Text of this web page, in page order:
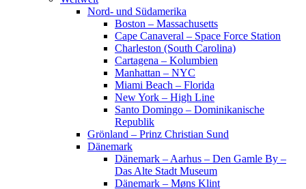
Nord- und Südamerika
Boston – Massachusetts
Cape Canaveral – Space Force Station
Charleston (South Carolina)
Cartagena – Kolumbien
Manhattan – NYC
Miami Beach – Florida
New York – High Line
Santo Domingo – Dominikanische
Republik
Grönland – Prinz Christian Sund
Dänemark
Dänemark – Aarhus – Den Gamle By –
Das Alte Stadt Museum
Dänemark – Møns Klint